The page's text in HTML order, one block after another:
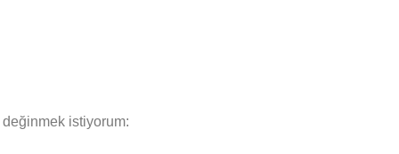
istiyorum: